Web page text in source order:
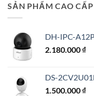
SẢN PHẨM CAO CẤP
DH-IPC-
2.180.000 ₫
DS-
1.500.000 ₫